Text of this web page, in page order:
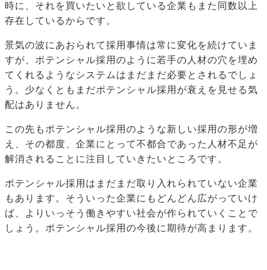
時に、それを買いたいと欲している企業もまた同数以上
存在しているからです。
景気の波にあおられて採用事情は常に変化を続けていま
すが、ポテンシャル採用のように若手の人材の穴を埋め
てくれるようなシステムはまだまだ必要とされるでしょ
う。少なくともまだポテンシャル採用が衰えを見せる気
配はありません。
この先もポテンシャル採用のような新しい採用の形が増
え、その都度、企業にとって不都合であった人材不足が
解消されることに注目していきたいところです。
ポテンシャル採用はまだまだ取り入れられていない企業
もあります。そういった企業にもどんどん広がっていけ
ば、よりいっそう働きやすい社会が作られていくことで
しょう。ポテンシャル採用の今後に期待が高まります。